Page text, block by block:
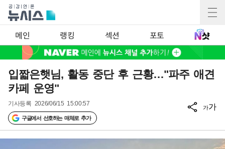
메인 랭킹 섹션 포토
입짧은햇님, 활동 중단 후 근황…"파주 애견
카페 운영"
기사등록 2026/06/15 15:00:57
구글에서 선호하는 매체로 추가
가가